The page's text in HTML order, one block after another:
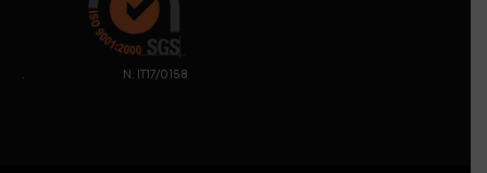
. N. IT17/0158